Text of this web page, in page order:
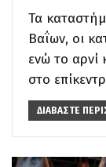
Τα
Βαΐων, οι
ενώ το αρνί
στο
ΔΙΑΒΆΣΤΕ